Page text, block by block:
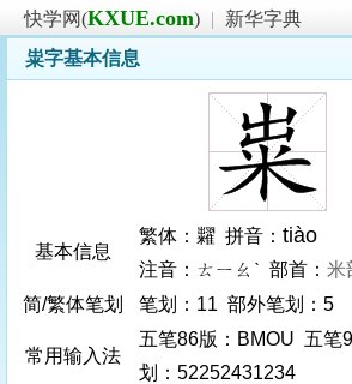
快学网(KXUE.com) |
新华字典
粜字基本信息
基本信息
繁体：糶 拼音： tiào
注音：ㄊㄧㄠˋ 部首： 米
简/繁体笔划
笔划：11 部外笔划：5
常用输入法
五笔86版：BMOU 五笔
划：52252431234